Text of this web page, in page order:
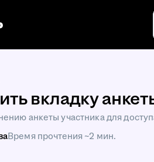
вкладку
анкеты участника для
Время прочтения ~2 мин.